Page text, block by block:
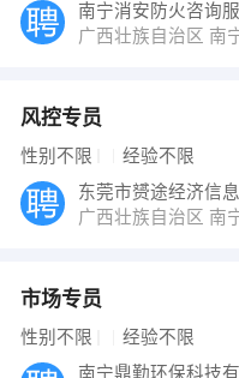
南宁消安防火咨询
广西壮族自治区 南
风控专员
性别不限 经验不限
广西壮族自治区 南
市场专员
性别不限 经验不限
南宁鼎勤环保科技